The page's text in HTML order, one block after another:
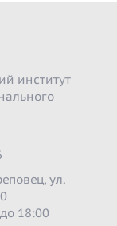
институт
ул.
18:00